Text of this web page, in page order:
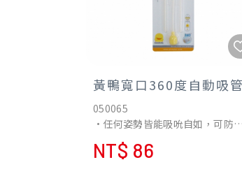
黃鴨寬口360度自動吸管
050065
•任何姿勢皆能吸吮自如，可防止
寶寶吸入多餘空氣、引起嗆奶、脹
氣、及腸胃不適。
NT$ 86